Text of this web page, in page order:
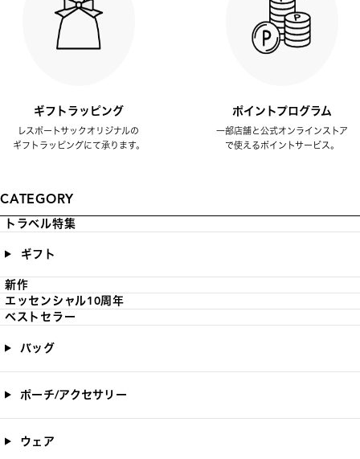
ギフトラッピング
レスポートサックオリジナルの
ギフトラッピングにて承ります。
ポイントプログラム
一部店舗と公式オンラインストア
で使えるポイントサービス。
CATEGORY
トラベル特集
ギフト
新作
エッセンシャル10周年
ベストセラー
バッグ
ポーチ/アクセサリー
ウェア